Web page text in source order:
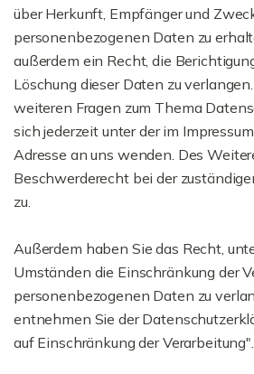
über Herkunft, Empfänger und
personenbezogenen Daten zu
außerdem ein Recht, die
Löschung dieser Daten zu
weiteren Fragen zum Thema
sich jederzeit unter der im
Adresse an uns wenden. Des
Beschwerderecht bei der
zu.
Außerdem haben Sie das Recht,
Umständen die Einschränkung der
personenbezogenen Daten zu
entnehmen Sie der
auf Einschränkung der Verarbeitung".